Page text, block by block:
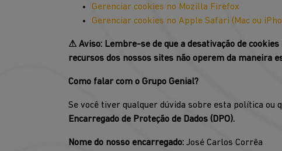
Gerenciar cookies no Mozilla Firefox
Gerenciar cookies no Apple Safari (Mac ou
⚠ Aviso: Lembre-se de que a desativação de
recursos dos nossos sites não operem da maneira
Como falar com o Grupo Genial?
Se você tiver qualquer dúvida sobre esta política
Encarregado de Proteção de Dados (DPO).
Nome do nosso encarregado: José Carlos Corrêa